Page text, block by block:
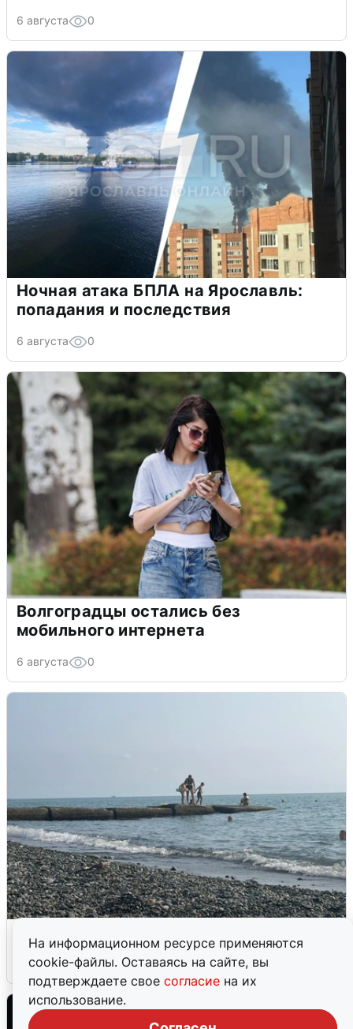
На информационном ресурсе применяются
cookie-файлы. Оставаясь на сайте, вы
подтверждаете свое согласие на их
использование.
6 августа 0
Ночная атака БПЛА на Ярославль:
попадания и последствия
6 августа 0
Волгоградцы остались без
мобильного интернета
6 августа 0
6 августа 0